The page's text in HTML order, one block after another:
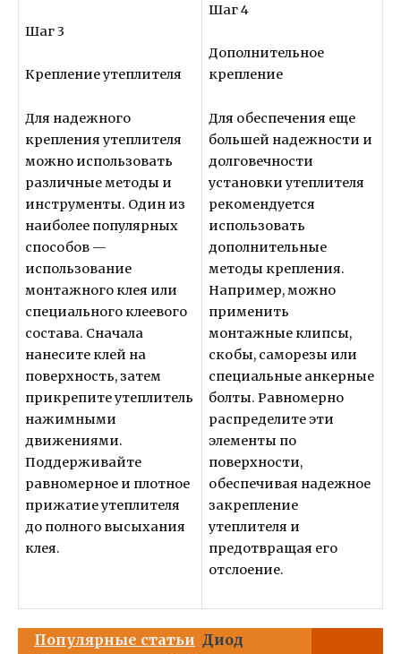
Шаг 3
Крепление утеплителя
Для надежного
крепления утеплителя
можно использовать
различные методы и
инструменты. Один из
наиболее популярных
способов —
использование
монтажного клея или
специального клеевого
состава. Сначала
нанесите клей на
поверхность, затем
прикрепите утеплитель
нажимными
движениями.
Поддерживайте
равномерное и плотное
прижатие утеплителя
до полного высыхания
клея.
Шаг 4
Дополнительное
крепление
Для обеспечения еще
большей надежности и
долговечности
установки утеплителя
рекомендуется
использовать
дополнительные
методы крепления.
Например, можно
применить
монтажные клипсы,
скобы, саморезы или
специальные анкерные
болты. Равномерно
распределите эти
элементы по
поверхности,
обеспечивая надежное
закрепление
утеплителя и
предотвращая его
отслоение.
Популярные статьи Диод